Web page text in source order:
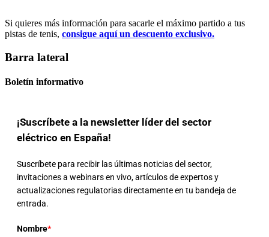
Si quieres más información para sacarle el máximo partido a tus
pistas de tenis, consigue aquí un descuento exclusivo.
Barra lateral
Boletín informativo
¡Suscríbete a la newsletter líder del sector
eléctrico en España!
Suscríbete para recibir las últimas noticias del sector,
invitaciones a webinars en vivo, artículos de expertos y
actualizaciones regulatorias directamente en tu bandeja de
entrada.
Nombre*